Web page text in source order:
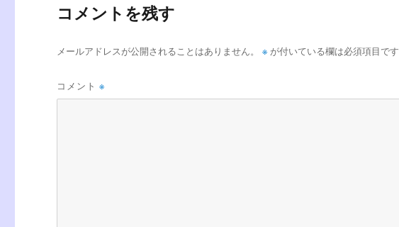
コメントを残す
メールアドレスが公開されることはありません。 ※ が付いている欄は必須項目です
コメント※